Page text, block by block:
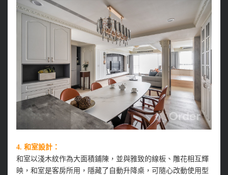
4. 和室設計：
和室以淺木紋作為大面積鋪陳，並與雅致的線板、雕花相互輝
映，和室是客房所用，隱藏了自動升降桌，可隨心改動使用型